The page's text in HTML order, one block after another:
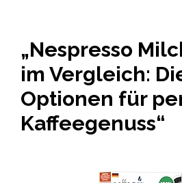
„Nespresso
im Vergleich:
Optionen für
Kaffeegenuss“